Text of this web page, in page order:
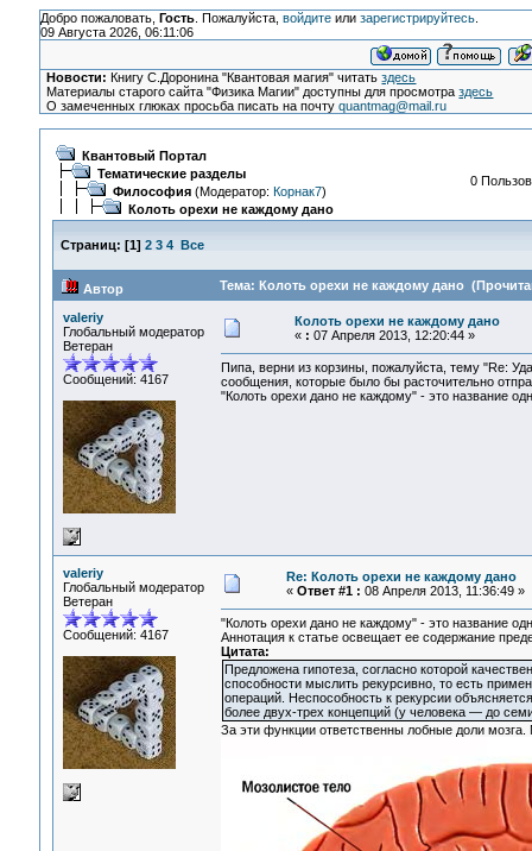
Добро пожаловать, Гость. Пожалуйста, войдитеили зарегистрируйтесь.
09 Августа 2026, 06:11:06
Новости: Книгу С.Доронина "Квантовая магия" читатьздесь
Материалы старого сайта "Физика Магии" доступны для просмотраздесь
О замеченных глюках просьба писать на почтуquantmag@mail.ru
Квантовый Портал
Тематические разделы
Философия(Модератор: Корнак7)
Колоть орехи не каждому дано
0
Страниц: [1] 2 3 4 Все
Автор Тема: Колоть орехи не каждому дано
valeriy
Глобальный модератор
Ветеран
Сообщений: 4167
Колоть орехи не каждому дано
« : 07 Апреля 2013, 12:20:44 »
Пипа, верни из корзины, пожалуйста, тему "Re:
сообщения, которые было бы расточительно
"Колоть орехи дано не каждому" - это название
valeriy
Глобальный модератор
Ветеран
Сообщений: 4167
Re: Колоть орехи не каждому дано
« Ответ #1 : 08 Апреля 2013, 11:36:49 »
"Колоть орехи дано не каждому" - это название
Аннотация к статье освещает ее содержание
Цитата:
Предложена гипотеза, согласно которой
способности мыслить рекурсивно, то есть
операций. Неспособность к рекурсии
более двух-трех концепций (у человека — до
За эти функции ответственны лобные доли мозга.